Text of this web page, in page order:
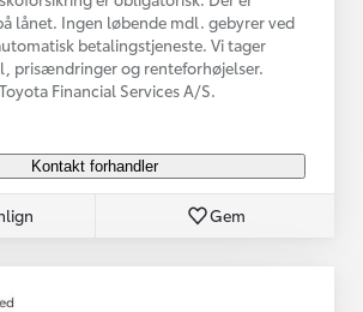
lånet. Ingen løbende mdl. gebyrer ved
betalingstjeneste. Vi tager
prisændringer og renteforhøjelser.
Financial Services A/S.
Kontakt forhandler
Gem